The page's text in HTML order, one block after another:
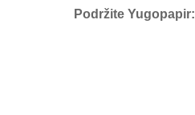
Podržite Yugopapir: